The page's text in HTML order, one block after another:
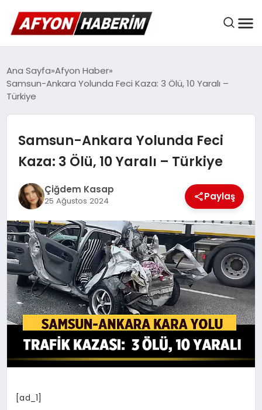
AFYON HABER
GÜNDEM
BELEDIYELER
EKONOMI
DÜNYA
SPOR
MAGAZIN
Ana Sayfa Afyon Haber
Samsun-Ankara Yolunda Feci Kaza: 3 Ölü, 10 Yaralı –
Türkiye
Samsun-Ankara Yolunda Feci
Kaza: 3 Ölü, 10 Yaralı – Türkiye
Çiğdem Kasap
25 Ağustos 2024 Paylaş
[ad_1]